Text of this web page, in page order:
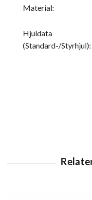
Material:
Hjuldata
(Standard-/Styrhjul):